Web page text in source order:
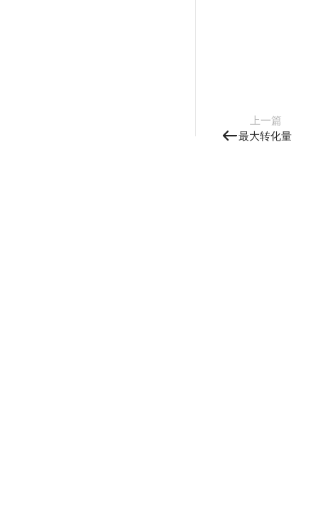
上一篇
最大转化量